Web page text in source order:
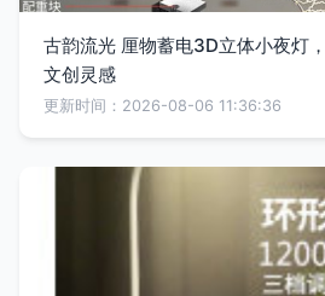
古韵流光 厘物蓄电3D立体小夜灯
文创灵感
更新时间：2026-08-06 11:36:36